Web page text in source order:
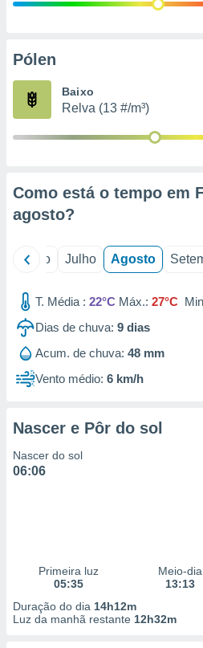
e
de
Pólen
Baixo
Relva (13 #/m³)
Como está o tempo em
agosto?
Junho Julho Agosto
T. Média : 22°C Máx.: 27°C
Dias de chuva: 9 dias
Acum. de chuva: 48 mm
Vento médio: 6 km/h
Nascer e Pôr do sol
Nascer do sol
06:06
Primeira luz
05:35
Meio-dia
13:13
Duração do dia 14h12m
Luz da manhã restante 12h32m